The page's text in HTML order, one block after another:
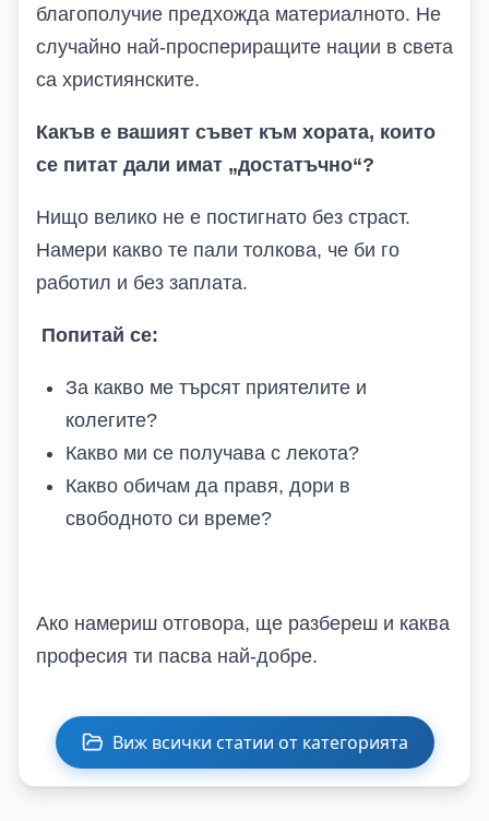
благополучие предхожда материалното. Не
случайно най-проспериращите нации в света
са християнските.
Какъв е вашият съвет към хората, които
се питат дали имат „достатъчно“?
Нищо велико не е постигнато без страст.
Намери какво те пали толкова, че би го
работил и без заплата.
Попитай се:
За какво ме търсят приятелите и
колегите?
Какво ми се получава с лекота?
Какво обичам да правя, дори в
свободното си време?
Ако намериш отговора, ще разбереш и каква
професия ти пасва най-добре.
Виж всички статии от категорията